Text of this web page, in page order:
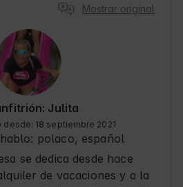
Mostrar original
Julita
desde: 18 septiembre 2021
polaco, español
se dedica desde hace
de vacaciones y a la